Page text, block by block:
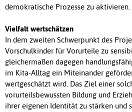
demokratische Prozesse zu aktivieren.
Vielfalt wertschätzen
In dem zweiten Schwerpunkt des
Vorschulkinder für Vorurteile zu
gleichermaßen dagegen
im Kita-Alltag ein Miteinander
wertgeschätzt wird. Das Ziel einer
vorurteilsbewussten Bildung und
ihrer eigenen Identität zu stärken und